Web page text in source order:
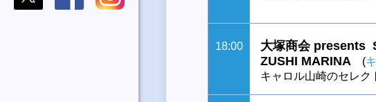
18:00
大塚商会 presents
ZUSHI MARINA
(
キャロル山崎のセレ